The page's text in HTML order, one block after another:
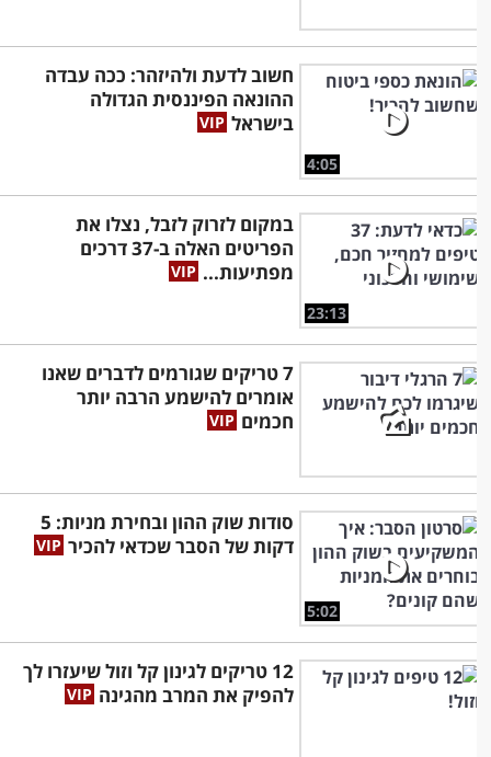
4:05
חשוב לדעת ולהיזהר: ככה עבדה
ההונאה הפיננסית הגדולה
בישראל
23:13
במקום לזרוק לזבל, נצלו את
הפריטים האלה ב-37 דרכים
מפתיעות...
7 טריקים שגורמים לדברים שאנו
אומרים להישמע הרבה יותר
חכמים
5:02
סודות שוק ההון ובחירת מניות: 5
דקות של הסבר שכדאי להכיר
12 טריקים לגינון קל וזול שיעזרו לך
להפיק את המרב מהגינה